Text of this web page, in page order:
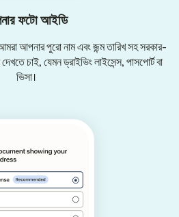
ফটো আইডি
আপনার পুরো নাম এবং জন্ম তারিখ সহ সরকার-
চাই, যেমন ড্রাইভিং লাইসেন্স, পাসপোর্ট বা
ভিসা।